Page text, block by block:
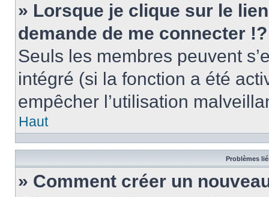
» Lorsque je clique sur le
demande de me connecter !?
Seuls les membres peuvent
intégré (si la fonction a été
empêcher l’utilisation
Haut
Problèmes
» Comment créer un